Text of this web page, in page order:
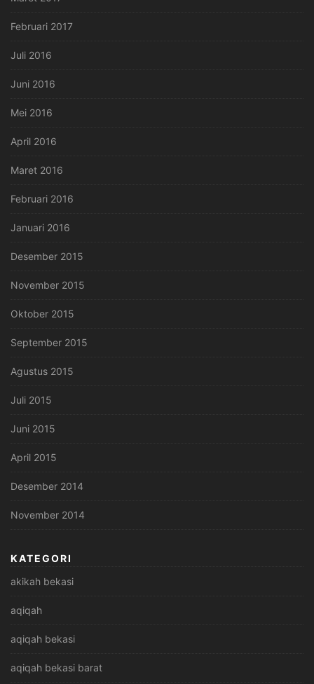
Februari 2017
Juli 2016
Juni 2016
Mei 2016
April 2016
Maret 2016
Februari 2016
Januari 2016
Desember 2015
November 2015
Oktober 2015
September 2015
Agustus 2015
Juli 2015
Juni 2015
April 2015
Desember 2014
November 2014
KATEGORI
akikah bekasi
aqiqah
aqiqah bekasi
aqiqah bekasi barat